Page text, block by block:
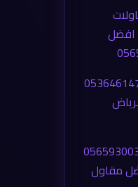
افضل
طرق في رياض 0565930036
مقاول